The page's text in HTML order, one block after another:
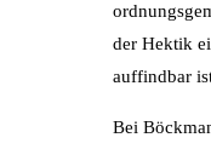
der Hektik
auffindbar
Bei